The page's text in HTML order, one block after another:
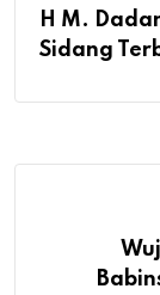
H M.
Sidang